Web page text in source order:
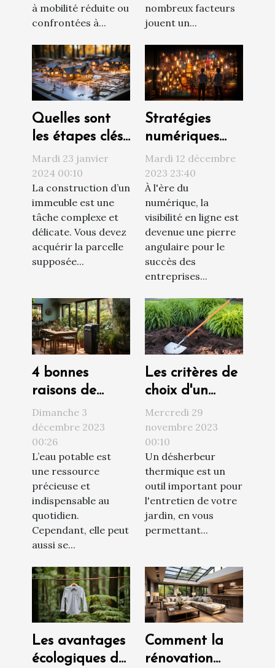
à mobilité réduite ou
confrontées à...
nombreux facteurs
jouent un...
Quelles sont
les étapes clés
d’un projet de
construction ?
Mardi 23 janvier
2024 00:10
La construction d’un
immeuble est une
tâche complexe et
délicate. Vous devez
acquérir la parcelle
supposée...
Stratégies
numériques
innovantes
pour
augmenter la
visibilité d'une
entreprise
Mardi 12 décembre
2023 23:40
À l'ère du
numérique, la
visibilité en ligne est
devenue une pierre
angulaire pour le
succès des
entreprises...
4 bonnes
raisons de
faire installer
un adoucisseur
d’eau chez soi
Dimanche 3
décembre 2023
00:26
L’eau potable est
une ressource
précieuse et
indispensable au
quotidien.
Cependant, elle peut
aussi se...
Les critères de
choix d'un
désherbeur
thermique
Mercredi 29
novembre 2023
00:10
Un désherbeur
thermique est un
outil important pour
l'entretien de votre
jardin, en vous
permettant...
Les avantages
écologiques de
Comment la
rénovation